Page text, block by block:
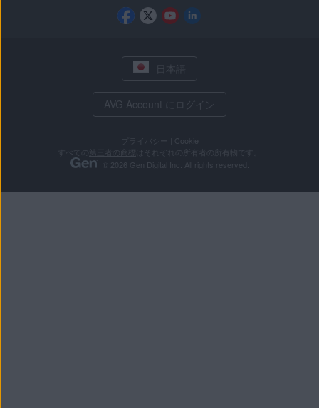
日本語
AVG Account にログイン
プライバシー
Cookie
第三者の商標
はそれぞれの所有者の所有物です。
© 2026 Gen Digital Inc. All rights reserved.